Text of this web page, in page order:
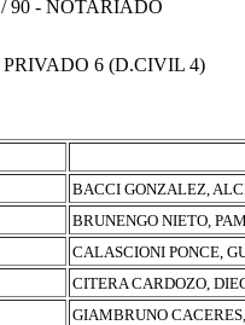
90 - NOTARIADO
6 (D.CIVIL 4)
BACCI GONZALEZ,
BRUNENGO NIETO,
CALASCIONI PONCE,
CITERA CARDOZO,
GIAMBRUNO